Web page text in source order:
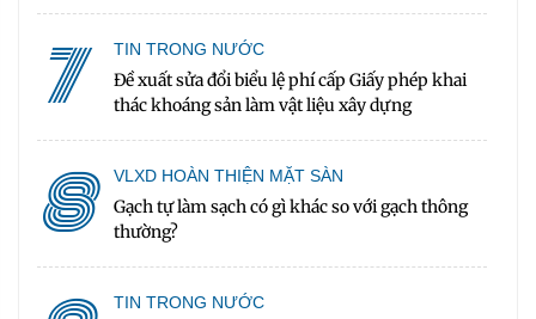
7 TIN TRONG NƯỚC
Đề xuất sửa đổi biểu lệ phí cấp Giấy phép khai
thác khoáng sản làm vật liệu xây dựng
8 VLXD HOÀN THIỆN MẶT SÀN
Gạch tự làm sạch có gì khác so với gạch thông
thường?
TIN TRONG NƯỚC